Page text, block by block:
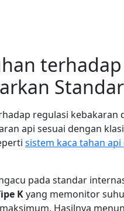
regulasi kebakaran
api sesuai dengan
sistem kaca tahan
pada standar
Kyang memonitor
Hasilnya